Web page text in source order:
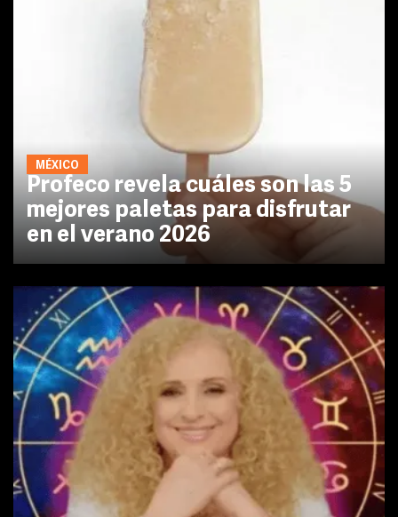
MÉXICO
Profeco revela cuáles son las 5
mejores paletas para disfrutar
en el verano 2026